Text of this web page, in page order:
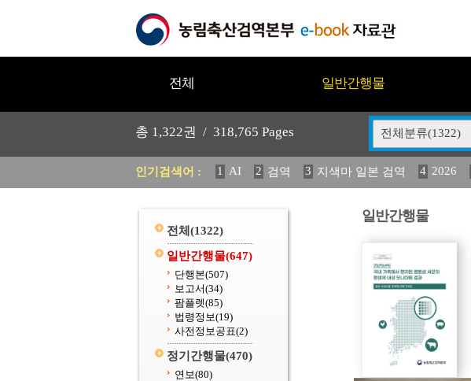
전체 일반간행물
총 1,322권 / 318,765 Pages 전체분류(1322)
인기검색어 : 1 AI 2 검역 3 지색마 일본 검역 4 2026
11 2025 12 중독성 식물 도감 13 媛 異 14
전체 (1322)
일반간행물(647)
단행본(507)
보고서(34)
팜플렛(85)
법령정보(19)
사전정보공표(2)
정기간행물(470)
연보(80)
일반간행물